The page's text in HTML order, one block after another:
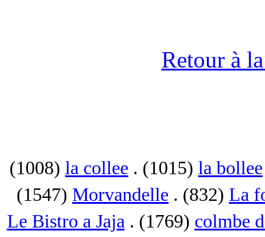
Retour à
(1008) la collee . (1015) la bollee
(1547) Morvandelle . (832) La
Le Bistro a Jaja. (1769) colmbe